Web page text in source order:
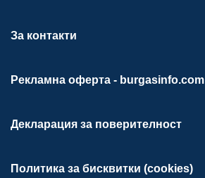
За контакти
Рекламна оферта - burgasinfo.com
Декларация за поверителност
Политика за бисквитки (cookies)